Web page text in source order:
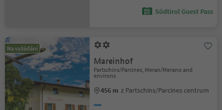
Südtirol Guest Pass
Na vyžádání
Mareinhof
Partschins/Parcines, Meran/Merano and
environs
456 m z Partschins/Parcines centrum